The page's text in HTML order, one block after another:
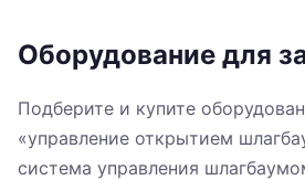
Оборудование для
Подберите и купите
«управление открытием
система управления